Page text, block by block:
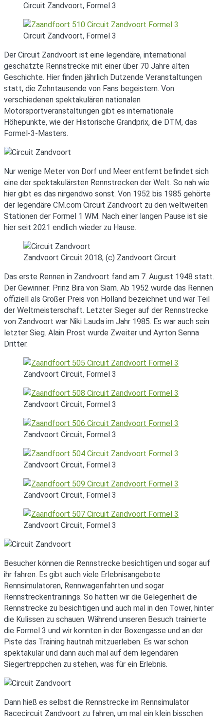
Circuit Zandvoort, Formel 3
Circuit Zandvoort, Formel 3
Der Circuit Zandvoort ist eine legendäre, international
geschätzte Rennstrecke mit einer über 70 Jahre alten
Geschichte. Hier finden jährlich Dutzende Veranstaltungen
statt, die Zehntausende von Fans begeistern. Von
verschiedenen spektakulären nationalen
Motorsportveranstaltungen gibt es internationale
Höhepunkte, wie der Historische Grandprix, die DTM, das
Formel-3-Masters.
Nur wenige Meter von Dorf und Meer entfernt befindet sich
eine der spektakulärsten Rennstrecken der Welt. So nah wie
hier gibt es das nirgendwo sonst. Von 1952 bis 1985 gehörte
der legendäre CM.com Circuit Zandvoort zu den weltweiten
Stationen der Formel 1 WM. Nach einer langen Pause ist sie
hier seit 2021 endlich wieder zu Hause.
Zandvoort Circuit 2018, (c) Zandvoort Circuit
Das erste Rennen in Zandvoort fand am 7. August 1948 statt.
Der Gewinner: Prinz Bira von Siam. Ab 1952 wurde das Rennen
offiziell als Großer Preis von Holland bezeichnet und war Teil
der Weltmeisterschaft. Letzter Sieger auf der Rennstrecke
von Zandvoort war Niki Lauda im Jahr 1985. Es war auch sein
letzter Sieg. Alain Prost wurde Zweiter und Ayrton Senna
Dritter.
Zandvoort Circuit, Formel 3
Zandvoort Circuit, Formel 3
Zandvoort Circuit, Formel 3
Zandvoort Circuit, Formel 3
Zandvoort Circuit, Formel 3
Zandvoort Circuit, Formel 3
Besucher können die Rennstrecke besichtigen und sogar auf
ihr fahren. Es gibt auch viele Erlebnisangebote
Rennsimulatoren, Rennwagenfahrten und sogar
Rennstreckentrainings. So hatten wir die Gelegenheit die
Rennstrecke zu besichtigen und auch mal in den Tower, hinter
die Kulissen zu schauen. Während unseren Besuch trainierte
die Formel 3 und wir konnten in der Boxengasse und an der
Piste das Training hautnah mitzuerleben. Es war schon
spektakulär und dann auch mal auf dem legendären
Siegertreppchen zu stehen, was für ein Erlebnis.
Dann hieß es selbst die Rennstrecke im Rennsimulator
Racecircuit Zandvoort zu fahren, um mal ein klein bisschen